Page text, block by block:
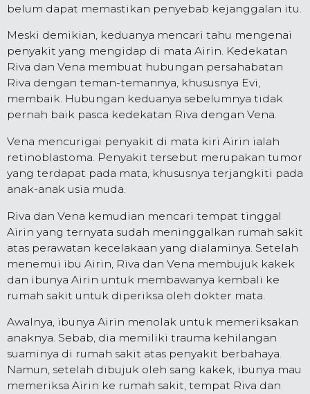
belum dapat memastikan penyebab kejanggalan itu.
Meski demikian, keduanya mencari tahu mengenai
penyakit yang mengidap di mata Airin. Kedekatan
Riva dan Vena membuat hubungan persahabatan
Riva dengan teman-temannya, khususnya Evi,
membaik. Hubungan keduanya sebelumnya tidak
pernah baik pasca kedekatan Riva dengan Vena.
Vena mencurigai penyakit di mata kiri Airin ialah
retinoblastoma. Penyakit tersebut merupakan tumor
yang terdapat pada mata, khususnya terjangkiti pada
anak-anak usia muda.
Riva dan Vena kemudian mencari tempat tinggal
Airin yang ternyata sudah meninggalkan rumah sakit
atas perawatan kecelakaan yang dialaminya. Setelah
menemui ibu Airin, Riva dan Vena membujuk kakek
dan ibunya Airin untuk membawanya kembali ke
rumah sakit untuk diperiksa oleh dokter mata.
Awalnya, ibunya Airin menolak untuk memeriksakan
anaknya. Sebab, dia memiliki trauma kehilangan
suaminya di rumah sakit atas penyakit berbahaya.
Namun, setelah dibujuk oleh sang kakek, ibunya mau
memeriksa Airin ke rumah sakit, tempat Riva dan